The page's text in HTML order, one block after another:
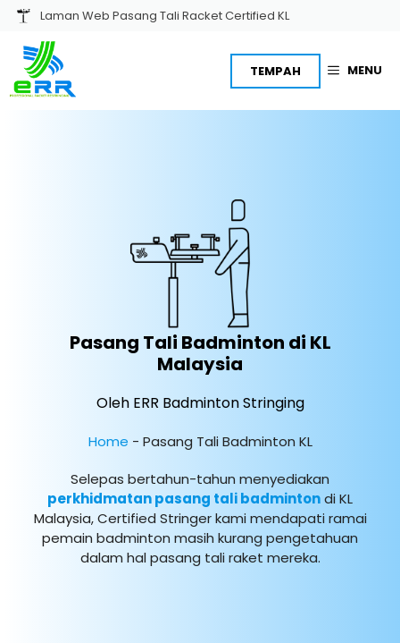
Skip
content
Laman Web Pasang Tali Racket Certified KL
MENU
TEMPAH
Pasang Tali Badminton di KL
Malaysia
Oleh ERR Badminton Stringing
Home - Pasang Tali Badminton KL
Selepas bertahun-tahun menyediakan
perkhidmatan pasang tali badmintondi KL
Malaysia, Certified Stringer kami mendapati ramai
pemain badminton masih kurang pengetahuan
dalam hal pasang tali raket mereka.